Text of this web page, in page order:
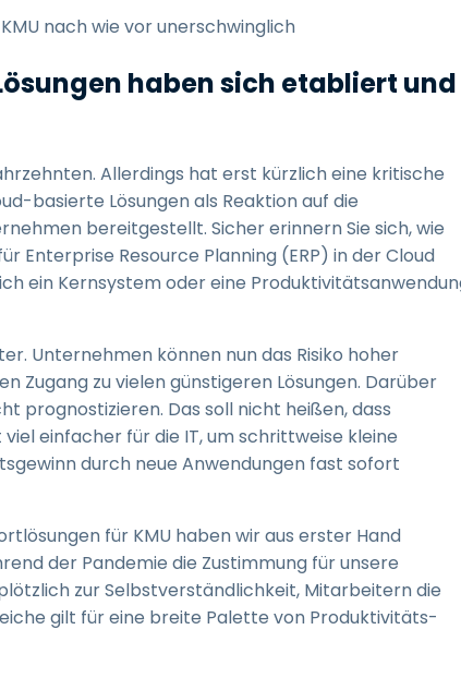
nach wie vor unerschwinglich
haben sich etabliert und
Allerdings hat erst kürzlich eine kritische
basierte Lösungen als Reaktion auf die
bereitgestellt. Sicher erinnern Sie sich, wie
Enterprise Resource Planning (ERP) in der Cloud
ein Kernsystem oder eine
Unternehmen können nun das Risiko hoher
Zugang zu vielen günstigeren Lösungen. Darüber
prognostizieren. Das soll nicht heißen, dass
einfacher für die IT, um schrittweise kleine
durch neue Anwendungen fast sofort
für KMU haben wir aus erster Hand
der Pandemie die Zustimmung für unsere
zur Selbstverständlichkeit, Mitarbeitern die
gilt für eine breite Palette von Produktivitäts-